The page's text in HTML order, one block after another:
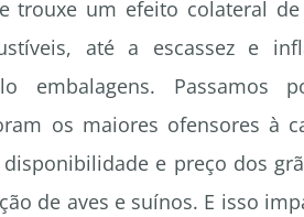
trouxe um efeito colateral
até a escassez e
embalagens. Passamos
os maiores ofensores à
e preço dos
de aves e suínos. E isso